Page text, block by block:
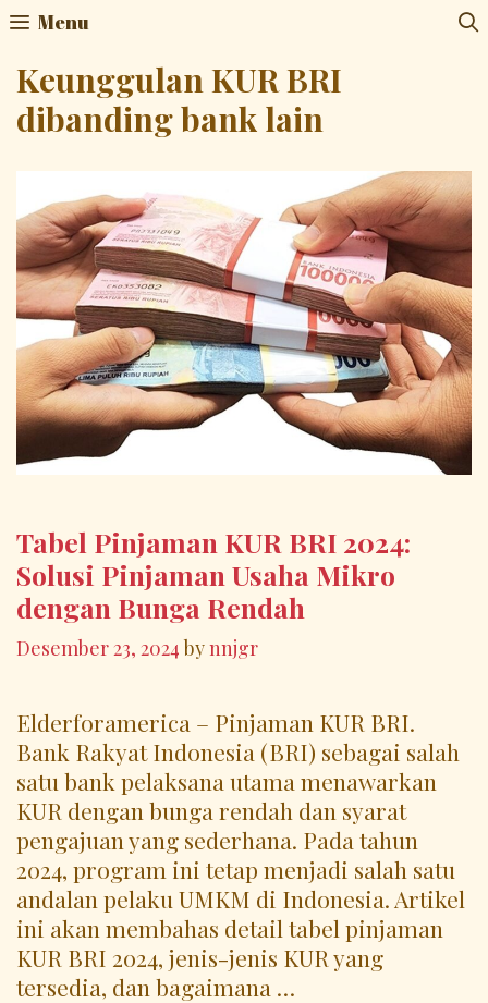
Skip
content
Menu
Keunggulan KUR BRI
dibanding bank lain
Tabel Pinjaman KUR BRI 2024:
Solusi Pinjaman Usaha Mikro
dengan Bunga Rendah
Desember 23, 2024 bynnjgr
Elderforamerica – Pinjaman KUR BRI.
Bank Rakyat Indonesia (BRI) sebagai salah
satu bank pelaksana utama menawarkan
KUR dengan bunga rendah dan syarat
pengajuan yang sederhana. Pada tahun
2024, program ini tetap menjadi salah satu
andalan pelaku UMKM di Indonesia. Artikel
ini akan membahas detail tabel pinjaman
KUR BRI 2024, jenis-jenis KUR yang
tersedia, dan bagaimana …